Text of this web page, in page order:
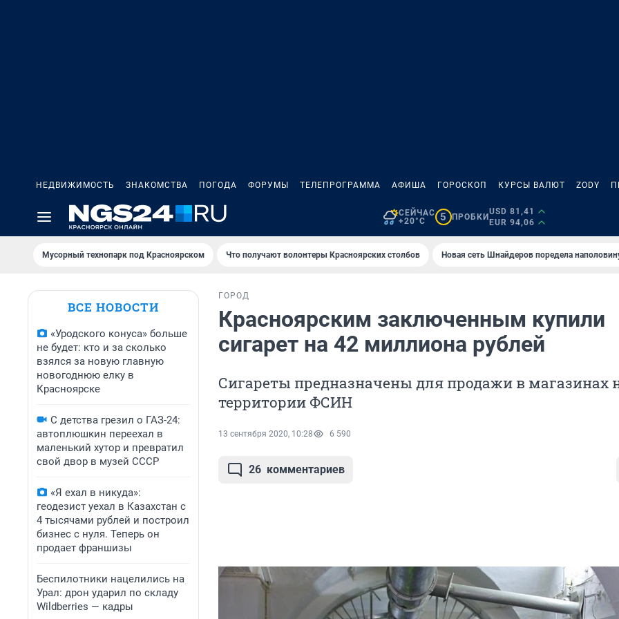
НЕДВИЖИМОСТЬ ЗНАКОМСТВА ПОГОДА ФОРУМЫ ТЕЛЕПРОГРАММА АФИША ГОРОСКОП КУРСЫ ВАЛЮТ ZODY
СЕЙЧАС
+20°C
5 ПРОБКИ
USD 81,41
EUR 94,06
Мусорный технопарк под Крaсноярском Что получают волонтеры Красноярских столбов Новая сеть Шнайдеров поредела
ВСЕ НОВОСТИ
«Уродского конуса» больше
не будет: кто и за сколько
взялся за новую главную
новогоднюю елку в
Красноярске
С детства грезил о ГАЗ-24:
автоплюшкин переехал в
маленький хутор и превратил
свой двор в музей СССР
«Я ехал в никуда»:
геодезист уехал в Казахстан с
4 тысячами рублей и построил
бизнес с нуля. Теперь он
продает франшизы
Беспилотники нацелились на
Урал: дрон ударил по складу
Wildberries — кадры
ГОРОД
Красноярским заключенным купили
сигарет на 42 миллиона рублей
Сигареты предназначены для продажи в магазинах
территории ФСИН
13 сентября 2020, 10:28 6 590
26 комментариев